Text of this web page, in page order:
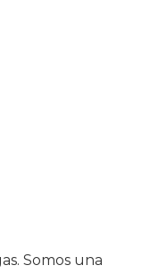
Somos una